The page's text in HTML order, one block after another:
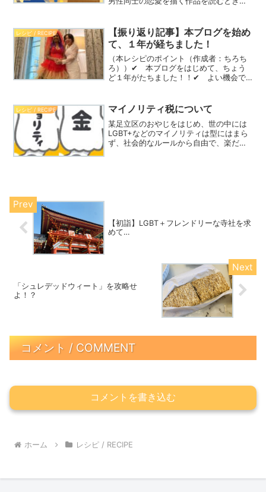
⑥～⑩をご紹介する。
レシピ / RECIPE
【振り返り記事】本ブログを始め
て、１年が経ちました！
（本レシピのポイント（作成者：ちろち
ろ））✔ 本ブログをはじめて、ちょう
ど１年がたちました！！✔ よい機会で
このブログを始めて１年がたちまし
た！！きゃんうおっ。急に叫...
レシピ / RECIPE マイノリティ税について
某足立区のおやじをはじめ、世の中には
LGBT+などのマイノリティは型にはまら
ず、社会的なルールから自由で、楽だと
【初詣】LGBT＋フレンドリーな寺社を求
めて…
「シュレデッドウィート」を攻略せ
よ！？
コメント / COMMENT
コメントを書き込む
ホーム レシピ / RECIPE